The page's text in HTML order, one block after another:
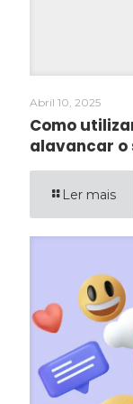
Abril 10, 2025
Como
alavancar o
Ler mais